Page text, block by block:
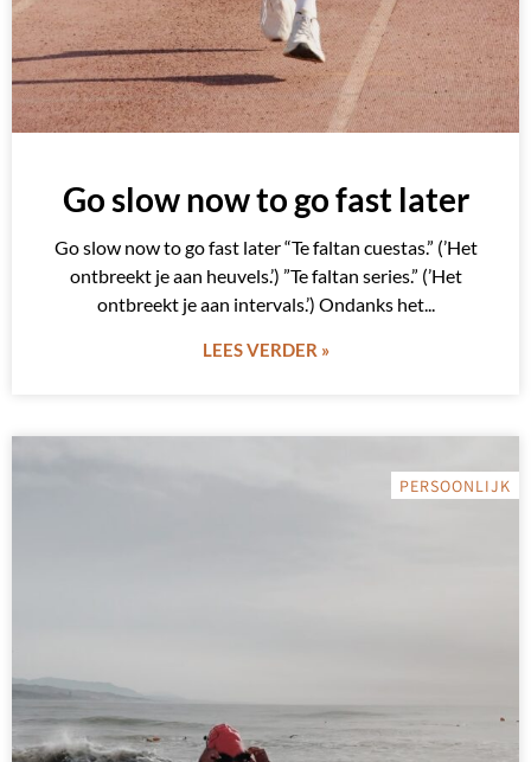
Go slow now to go fast later
Go slow now to go fast later “Te faltan cuestas.” (’Het
ontbreekt je aan heuvels.’) ”Te faltan series.” (’Het
ontbreekt je aan intervals.’) Ondanks het
LEES VERDER »
PERSOONLIJK